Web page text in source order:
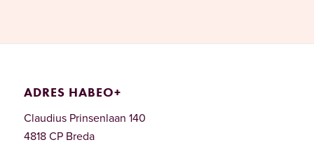
ADRES HABEO+
Claudius Prinsenlaan 140
4818 CP Breda